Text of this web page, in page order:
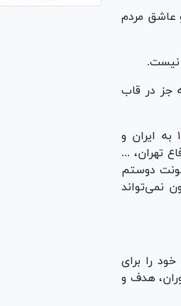
عاشق مردم
نیست.
جز در قاب
در پی حمله وحشیانه رژیم غاصب صهیونیستی و جنایتکار اسراییل در سحرگاه ۲۳خرداد۱۴۰۴ به ایران و
تهران، ...
دوستم
نمی‌تواند
را برای
هدف و